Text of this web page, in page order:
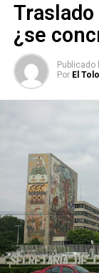
Traslado
¿se
Publicado
Por El